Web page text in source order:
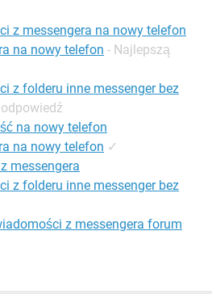
z messengera na nowy telefon
na nowy telefon - Najlepszą
z folderu inne messenger bez
na nowy telefon
na nowy telefon ✓
messengera
z folderu inne messenger bez
z messengera forum